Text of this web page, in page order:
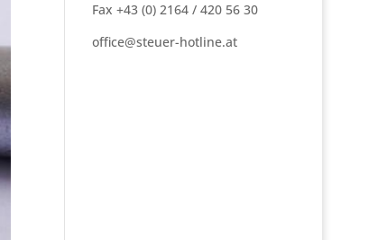
Fax +43 (0) 2164 / 420 56 30
office@steuer-hotline.at